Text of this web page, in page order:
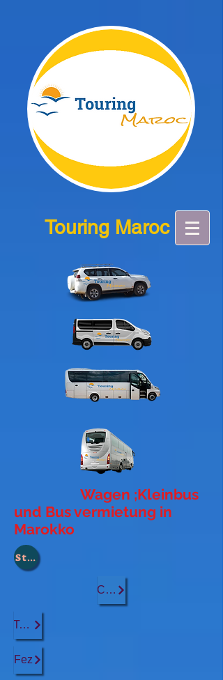
Touring Maroc
Wagen ;Kleinbus
und Bus vermietung in
Marokko
Stadt :
Casablanca
Tanger
Fez